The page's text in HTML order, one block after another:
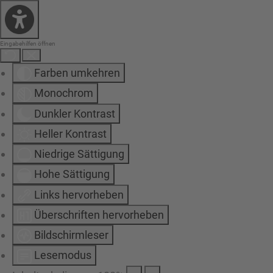
Eingabehilfen öffnen
Farben umkehren
Monochrom
Dunkler Kontrast
Heller Kontrast
Niedrige Sättigung
Hohe Sättigung
Links hervorheben
Überschriften hervorheben
Bildschirmleser
Lesemodus